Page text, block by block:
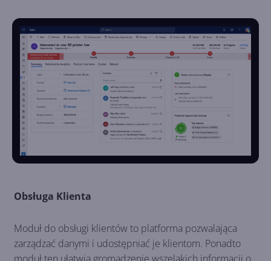
Obsługa Klienta
Moduł do obsługi klientów to platforma pozwalająca
zarządzać danymi i udostępniać je klientom. Ponadto